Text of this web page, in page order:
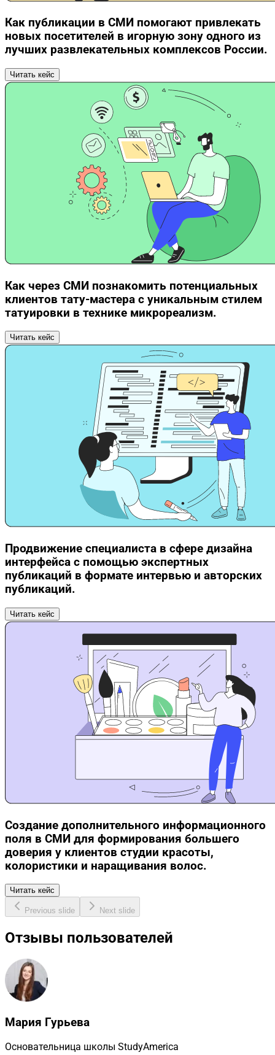
Как публикации в СМИ помогают привлекать
новых посетителей в игорную зону одного из
лучших развлекательных комплексов России.
Читать кейс
Как через СМИ познакомить потенциальных
клиентов тату-мастера с уникальным стилем
татуировки в технике микрореализм.
Читать кейс
Продвижение специалиста в сфере дизайна
интерфейса с помощью экспертных
публикаций в формате интервью и авторских
публикаций.
Читать кейс
Создание дополнительного информационного
поля в СМИ для формирования большего
доверия у клиентов студии красоты,
колористики и наращивания волос.
Читать кейс
Previous slide Next slide
Отзывы пользователей
Мария Гурьева
Основательница школы StudyAmerica